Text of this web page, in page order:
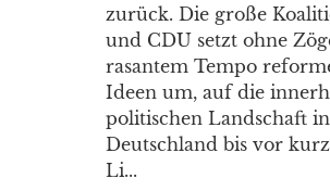
zurück. Die große
und CDU setzt ohne
rasantem Tempo
Ideen um, auf die
politischen Landschaft in
Deutschland bis vor
Li...